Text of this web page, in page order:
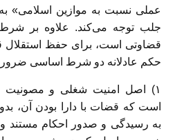
عملی نسبت به موازین اسلامی»
جلب توجه می‌کند. علاوه بر
قضاوتی است، برای حفظ
حکم عادلانه دو شرط اساسی
۱) اصل امنیت شغلی و
است که قضات با دارا بودن آن،
به رسیدگی و صدور احکام مستند و